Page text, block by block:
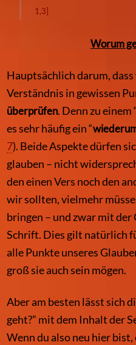
1,3]
Worum
Hauptsächlich darum,
Verständnis in gewissen
überprüfen. Denn zu einem
es sehr häufig ein “
7). Beide Aspekte dürfen
glauben – nicht
den einen Vers noch den
wir sollten, vielmehr
bringen – und zwar mit
Schrift. Dies gilt natürlich
alle Punkte unseres
groß sie auch sein mögen.
Aber am besten lässt sich
geht?” mit dem Inhalt der
Wenn du also neu hier